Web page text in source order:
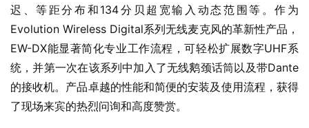
迟、等距分布和134分贝超宽输入动态范围等。作为
Evolution Wireless Digital系列无线麦克风的革新性产品，
EW-DX能显著简化专业工作流程，可轻松扩展数字UHF系
统，并第一次在该系列中加入了无线鹅颈话筒以及带Dante
的接收机。产品卓越的性能和简便的安装及使用流程，获得
了现场来宾的热烈问询和高度赞赏。